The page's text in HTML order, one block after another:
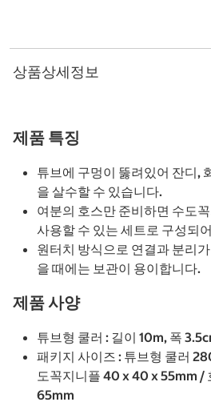
상품상세정보
제품 특징
튜브에 구멍이 뚫려있어 잔디,
을 살수할 수 있습니다.
여분의 호스만 준비하면 수도
사용할 수 있는 세트로 구성되
원터치 방식으로 연결과 분리
을 때에는 보관이 용이합니다.
제품 사양
튜브형 쿨러 : 길이 10m, 폭
패키지 사이즈 : 튜브형 쿨러
도꼭지니플 40 x 40 x 55mm /
65mm